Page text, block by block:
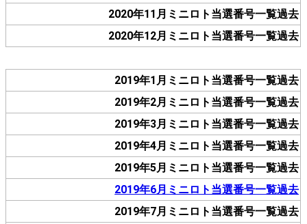
2020年11月ミニロト当選番号一覧過去
2020年12月ミニロト当選番号一覧過去
2019年1月ミニロト当選番号一覧過去
2019年2月ミニロト当選番号一覧過去
2019年3月ミニロト当選番号一覧過去
2019年4月ミニロト当選番号一覧過去
2019年5月ミニロト当選番号一覧過去
2019年6月ミニロト当選番号一覧過去
2019年7月ミニロト当選番号一覧過去